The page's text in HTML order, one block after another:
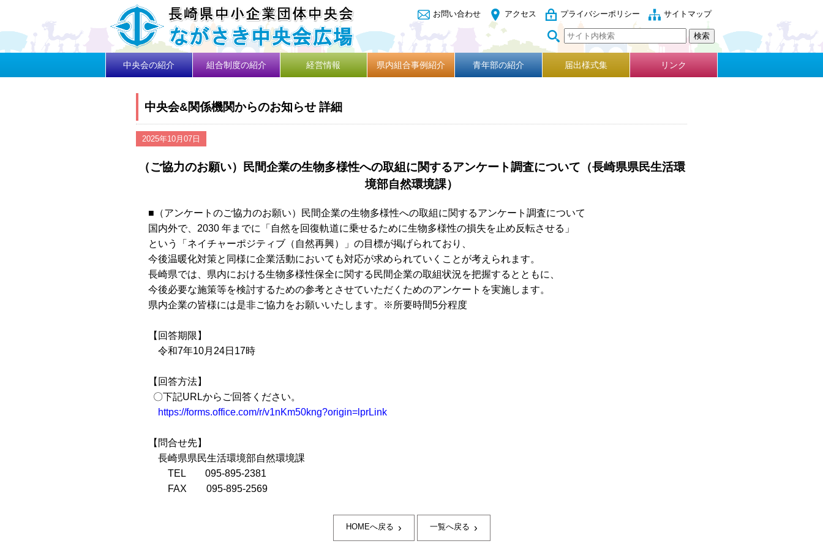
お問い合わせ アクセス プライバシーポリシー サイトマップ
中央会の紹介 組合制度の紹介 経営情報 県内組合事例紹介 青年部の紹介 届出様式集 リンク
中央会&関係機関からのお知らせ 詳細
2025年10月07日
（ご協力のお願い）民間企業の生物多様性への取組に関するアンケート調査について（長崎県県民生活環
境部自然環境課）
■（アンケートのご協力のお願い）民間企業の生物多様性への取組に関するアンケート調査について
国内外で、 2030 年までに「自然を回復軌道に乗せるために生物多様性の損失を止め反転させる」
という「ネイチャーポジティブ（自然再興）」の目標が掲げられており、
今後温暖化対策と同様に企業活動においても対応が求められていくことが考えられます。
長崎県では、県内における生物多様性保全に関する民間企業の取組状況を把握するとともに、
今後必要な施策等を検討するための参考とさせていただくためのアンケートを実施します。
県内企業の皆様には是非ご協力をお願いいたします。※所要時間5分程度
【回答期限】
令和7年10月 24日 17時
【回答方法】
〇下記URLからご回答ください。
https://forms.office.com/r/v1nKm50kng?origin=lprLink
【問合せ先】
長崎県県民生活環境部自然環境課
TEL
095-895-2381
FAX
095-895-2569
HOMEへ戻る › 一覧へ戻る ›